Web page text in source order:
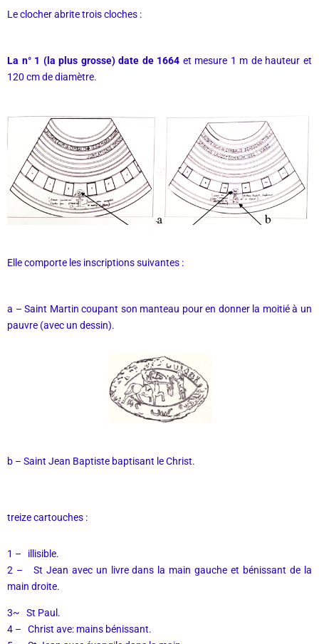
Le clocher abrite trois cloches :
La n° 1 (la plus grosse) date de 1664 et mesure 1 m de hauteur et
120 cm de diamètre.
Elle comporte les inscriptions suivantes :
a – Saint Martin coupant son manteau pour en donner la moitié à un
pauvre (avec un dessin).
b – Saint Jean Baptiste baptisant le Christ.
treize cartouches :
1 – illisible.
2 – St Jean avec un livre dans la main gauche et bénissant de la
main droite.
3~ St Paul.
4 – Christ ave: mains bénissant.